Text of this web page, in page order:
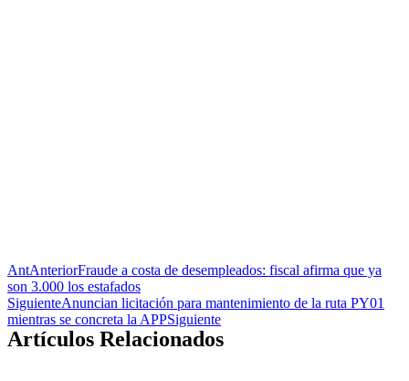
AntAnteriorFraude a costa de desempleados: fiscal afirma que ya
son 3.000 los estafados
SiguienteAnuncian licitación para mantenimiento de la ruta PY01
mientras se concreta la APPSiguiente
Artículos Relacionados